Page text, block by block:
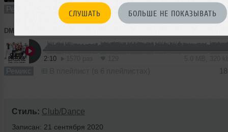
СЛУШАТЬ БОЛЬШЕ НЕ ПОКАЗЫВАТЬ
Ремикс В плейлист
DMC COX
2:10
Ремикс
Стиль: Club/Dance
Записан: 21 сентября 2020